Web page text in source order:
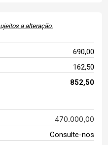
a alteração.
690,00
162,50
852,50
470.000,00
Consulte-nos